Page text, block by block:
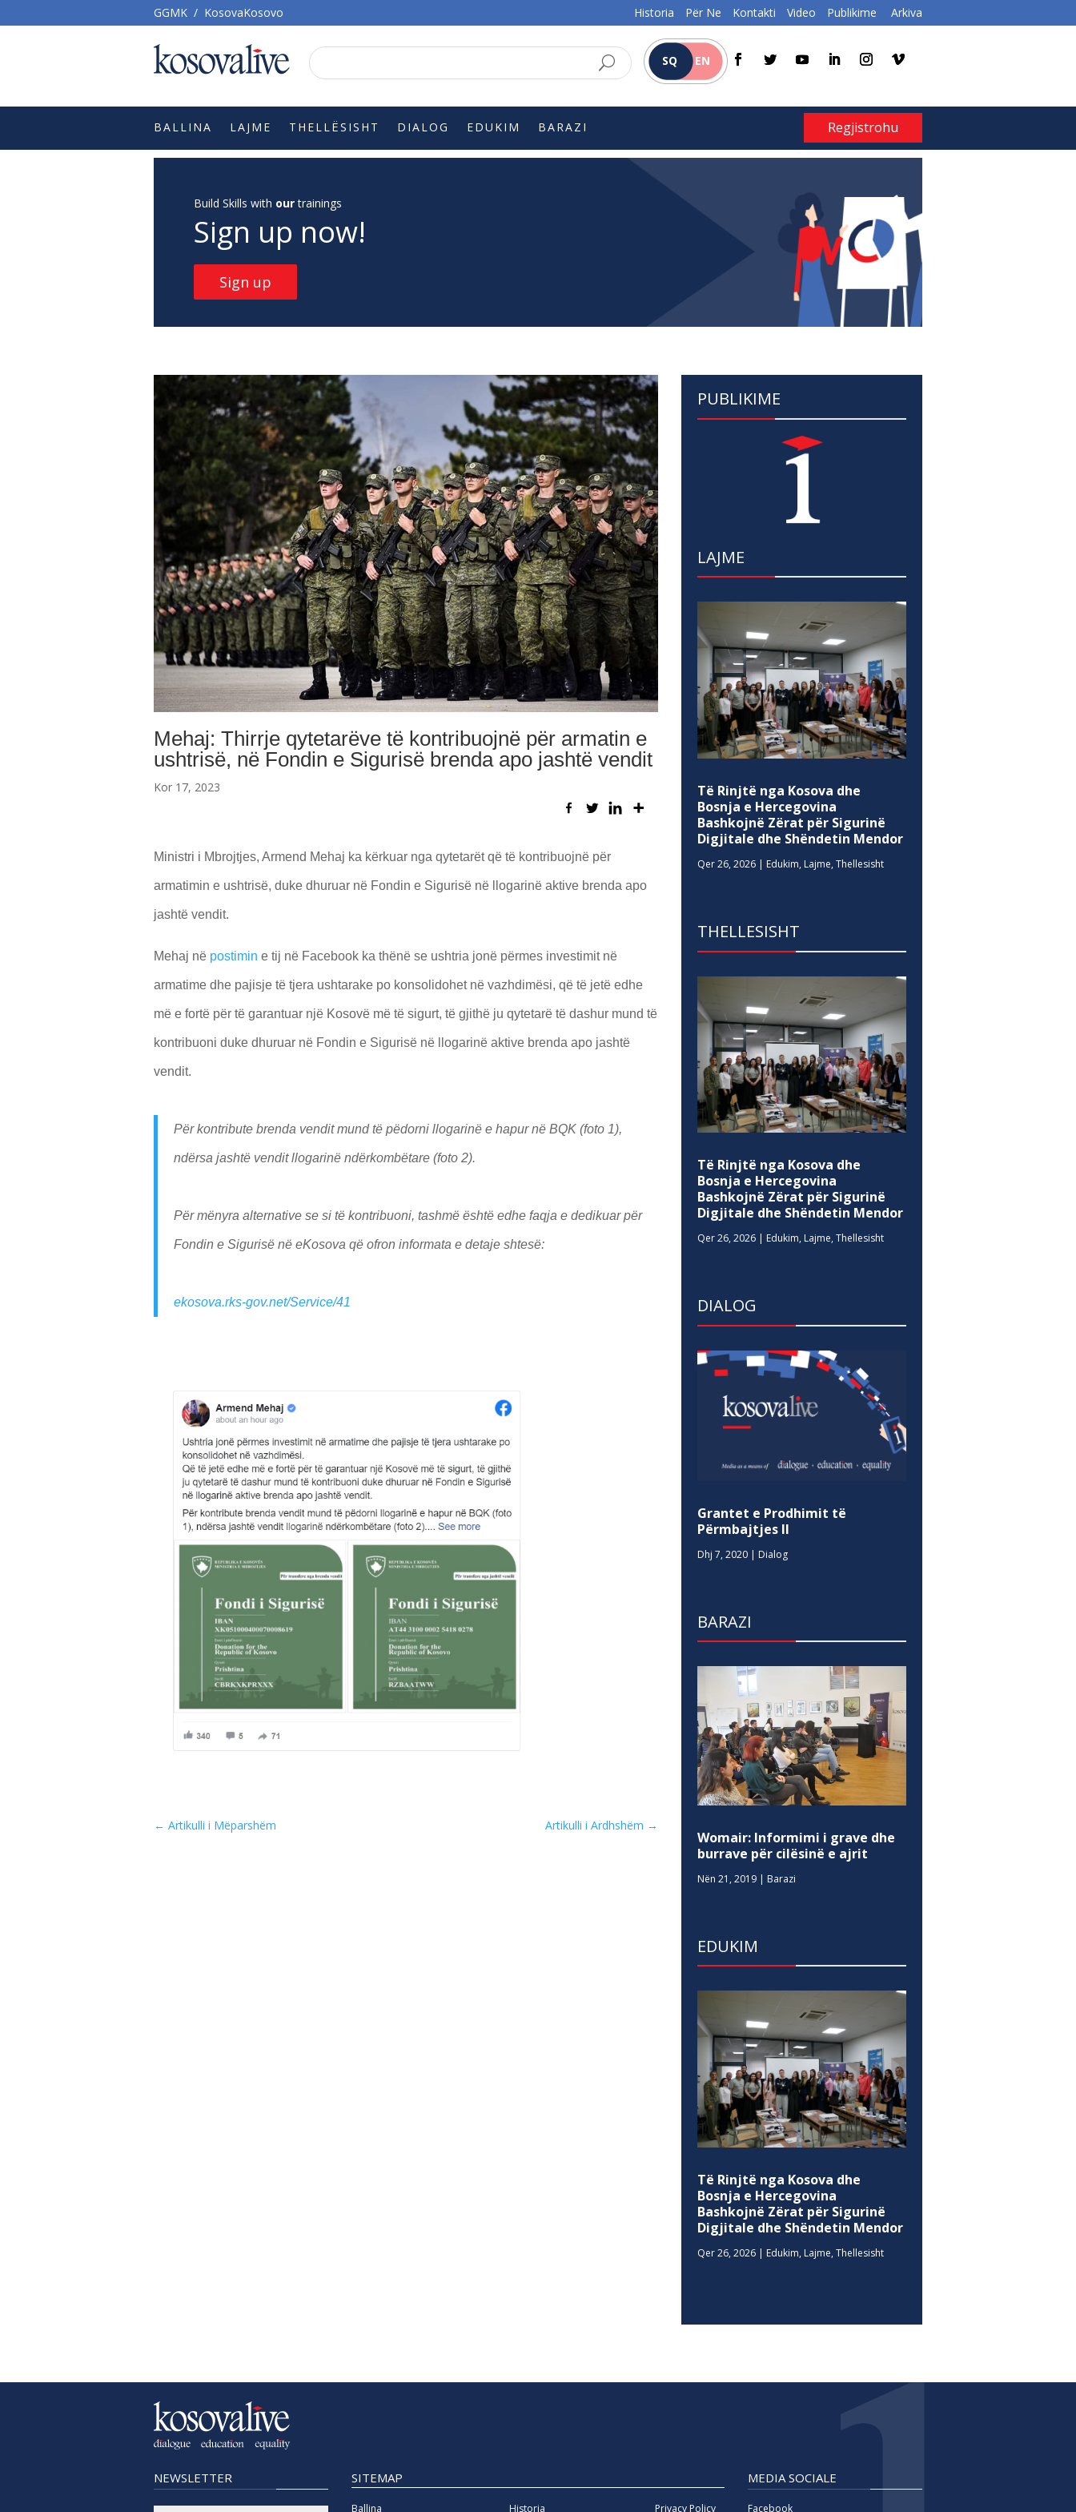
GGMK / KosovaKosovo Historia Për Ne Kontakti Video Publikime Arkiva
SQ EN
BALLINA LAJME THELLËSISHT DIALOG EDUKIM BARAZI Regjistrohu
Build Skills with ourtrainings
Sign up now!
Sign up
Mehaj: Thirrje qytetarëve të kontribuojnë për armatin e
ushtrisë, në Fondin e Sigurisë brenda apo jashtë vendit
Kor 17, 2023
Ministri i Mbrojtjes, Armend Mehaj ka kërkuar nga qytetarët që të kontribuojnë për
armatimin e ushtrisë, duke dhuruar në Fondin e Sigurisë në llogarinë aktive brenda apo
jashtë vendit.
Mehaj në postimin e tij në Facebook ka thënë se ushtria jonë përmes investimit në
armatime dhe pajisje të tjera ushtarake po konsolidohet në vazhdimësi, që të jetë edhe
më e fortë për të garantuar një Kosovë më të sigurt, të gjithë ju qytetarë të dashur mund të
kontribuoni duke dhuruar në Fondin e Sigurisë në llogarinë aktive brenda apo jashtë
vendit.
Për kontribute brenda vendit mund të pëdorni llogarinë e hapur në BQK (foto 1),
ndërsa jashtë vendit llogarinë ndërkombëtare (foto 2).
Për mënyra alternative se si të kontribuoni, tashmë është edhe faqja e dedikuar për
Fondin e Sigurisë në eKosova që ofron informata e detaje shtesë:
ekosova.rks-gov.net/Service/41
← Artikulli i Mëparshëm Artikulli i Ardhshëm →
PUBLIKIME
LAJME
Të Rinjtë nga Kosova dhe
Bosnja e Hercegovina
Bashkojnë Zërat për Sigurinë
Digjitale dhe Shëndetin Mendor
Qer 26, 2026 | Edukim, Lajme,Thellesisht
THELLESISHT
Të Rinjtë nga Kosova dhe
Bosnja e Hercegovina
Bashkojnë Zërat për Sigurinë
Digjitale dhe Shëndetin Mendor
Qer 26, 2026 | Edukim, Lajme,Thellesisht
DIALOG
Grantet e Prodhimit të
Përmbajtjes II
Dhj 7, 2020 | Dialog
BARAZI
Womair: Informimi i grave dhe
burrave për cilësinë e ajrit
Nën 21, 2019 | Barazi
EDUKIM
Të Rinjtë nga Kosova dhe
Bosnja e Hercegovina
Bashkojnë Zërat për Sigurinë
Digjitale dhe Shëndetin Mendor
Qer 26, 2026 | Edukim, Lajme,Thellesisht
NEWSLETTER SITEMAP
Ballina Historia Privacy Policy
MEDIA SOCIALE
Facebook